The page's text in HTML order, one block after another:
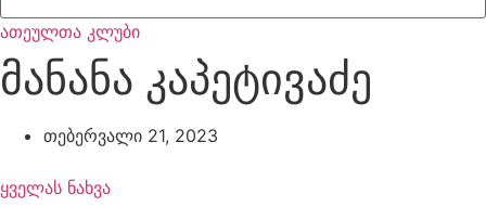
ათეულთა კლუბი
მანანა კაპეტივაძე
თებერვალი 21, 2023
ყველას ნახვა